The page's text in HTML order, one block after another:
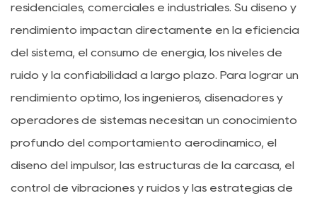
residenciales, comerciales e industriales. Su diseño y
rendimiento impactan directamente en la eficiencia
del sistema, el consumo de energía, los niveles de
ruido y la confiabilidad a largo plazo. Para lograr un
rendimiento óptimo, los ingenieros, diseñadores y
operadores de sistemas necesitan un conocimiento
profundo del comportamiento aerodinámico, el
diseño del impulsor, las estructuras de la carcasa, el
control de vibraciones y ruidos y las estrategias de